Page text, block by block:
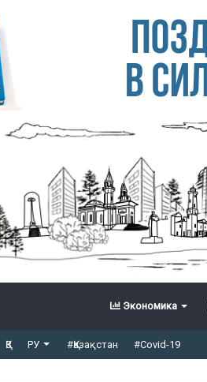
Экономика
ҚЗ РУ #Қазақстан #Covid-19